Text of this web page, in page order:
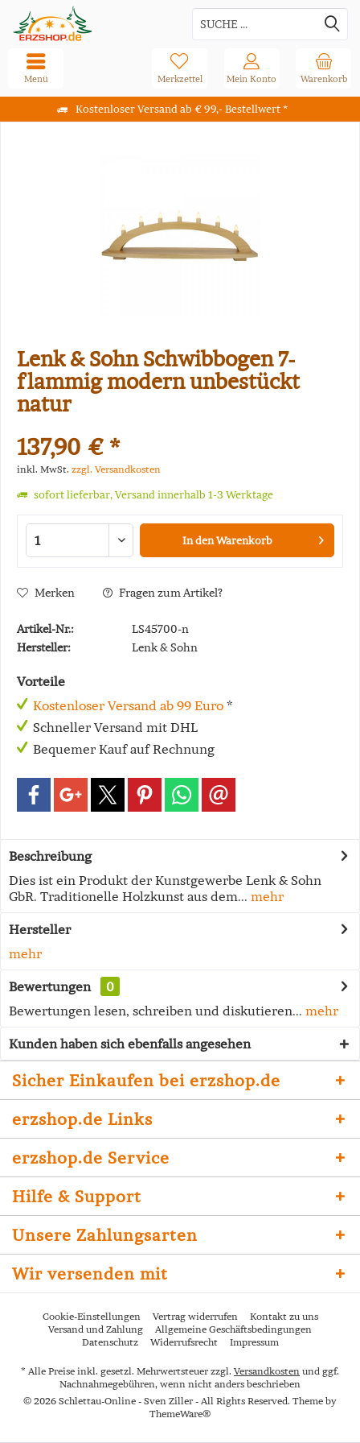
Kostenloser Versand ab € 99,- Bestellwert *
Warenkorb
Merkzettel Mein Konto
Menü
Lenk & Sohn Schwibbogen 7-
flammig modern unbestückt
natur
137,90 € *
inkl. MwSt. zzgl. Versandkosten
sofort lieferbar, Versand innerhalb 1-3 Werktage
In denWarenkorb
Merken Fragen zum Artikel?
Artikel-Nr.:
LS45700-n
Hersteller:
Lenk & Sohn
Vorteile
Kostenloser Versand ab 99 Euro *
Schneller Versand mit DHL
Bequemer Kauf auf Rechnung
Beschreibung
Dies ist ein Produkt der Kunstgewerbe Lenk & Sohn
GbR. Traditionelle Holzkunst aus dem... mehr
Hersteller
mehr
Bewertungen
0
Bewertungen lesen, schreiben und diskutieren... mehr
Kunden haben sich ebenfalls angesehen
Sicher Einkaufen bei erzshop.de
erzshop.de Links
erzshop.de Service
Hilfe & Support
Unsere Zahlungsarten
Wir versenden mit
Cookie-Einstellungen Vertrag widerrufen
Kontakt zu uns
Versand und Zahlung
Allgemeine Geschäftsbedingungen
Datenschutz
Widerrufsrecht Impressum
* Alle Preise inkl. gesetzl. Mehrwertsteuer zzgl. Versandkosten und ggf.
Nachnahmegebühren, wenn nicht anders beschrieben
© 2026 Schlettau-Online - Sven Ziller - All Rights Reserved. Theme by
ThemeWare®